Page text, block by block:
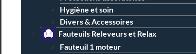
Hygiène et soin
Divers & Accessoires
Fauteuils Releveurs et Relax
Fauteuil 1 moteur